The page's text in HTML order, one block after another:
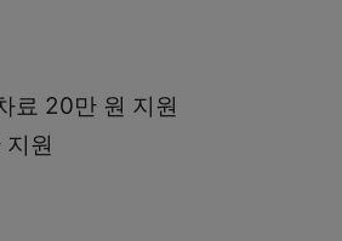
료 20만 원 지원
원